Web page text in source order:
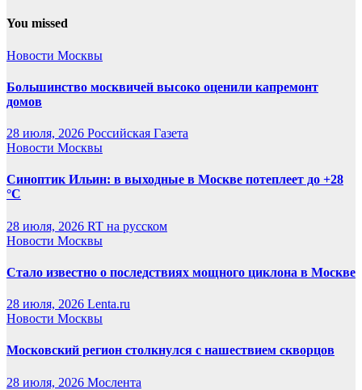
You missed
Новости Москвы
Большинство москвичей высоко оценили капремонт
домов
28 июля, 2026 Российская Газета
Новости Москвы
Синоптик Ильин: в выходные в Москве потеплеет до +28
°C
28 июля, 2026 RT на русском
Новости Москвы
Стало известно о последствиях мощного циклона в Москве
28 июля, 2026 Lenta.ru
Новости Москвы
Московский регион столкнулся с нашествием скворцов
28 июля, 2026 Мослента